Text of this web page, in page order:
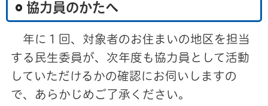
協力員のかたへ
年に１回、対象者のお住まいの地区を担当
する民生委員が、次年度も協力員として活動
していただけるかの確認にお伺いしますの
で、あらかじめご了承ください。